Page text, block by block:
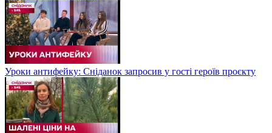
Уроки антифейку: Сніданок запросив у гості героїв проєкту